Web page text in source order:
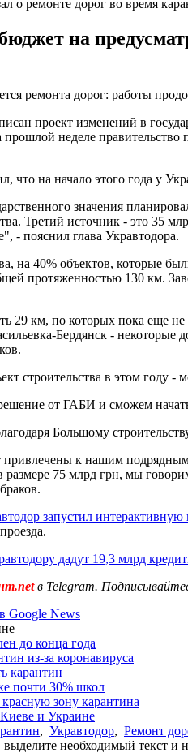
о ремонте дорог во время
на
ремонта дорог: работы
проект изменений в
неделе правительство
что на начало этого года у
значения
Третий источник - это 35
- пояснил глава Укравтодора.
на 40% объектов, которые
протяженностью 130 км.
29 км, по которых пока еще
Бердянск - некоторые
строительства в этом году -
от ГАБИ и сможем
Большому
привлечены к нашим
размере 75 млрд грн, мы
запустил интерактивную
дадут 19,3 млрд
в Telegram.
Google News
до конца года
из-за коронавируса
карантин
почти 30% школ
зону карантина
и Украине
, Укравтодор, Ремонт
необходимый текст и